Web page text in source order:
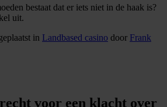
bestaat dat er iets niet in de haak is?
uit.
in Landbased casino door Frank
voor een klacht over